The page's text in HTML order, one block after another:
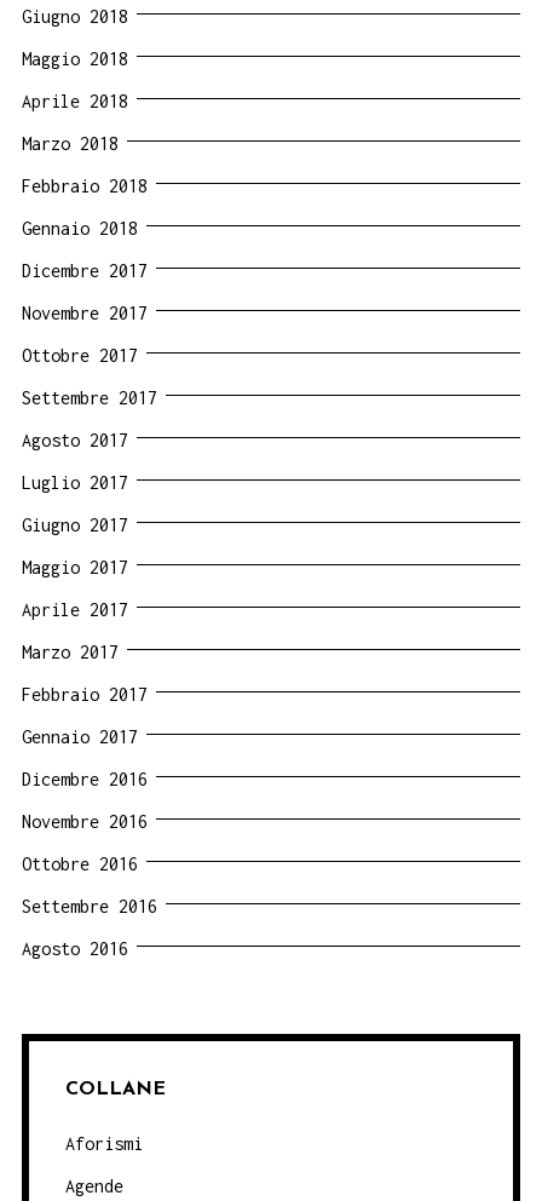
Giugno 2018
Maggio 2018
Aprile 2018
Marzo 2018
Febbraio 2018
Gennaio 2018
Dicembre 2017
Novembre 2017
Ottobre 2017
Settembre 2017
Agosto 2017
Luglio 2017
Giugno 2017
Maggio 2017
Aprile 2017
Marzo 2017
Febbraio 2017
Gennaio 2017
Dicembre 2016
Novembre 2016
Ottobre 2016
Settembre 2016
Agosto 2016
COLLANE
Aforismi
Agende